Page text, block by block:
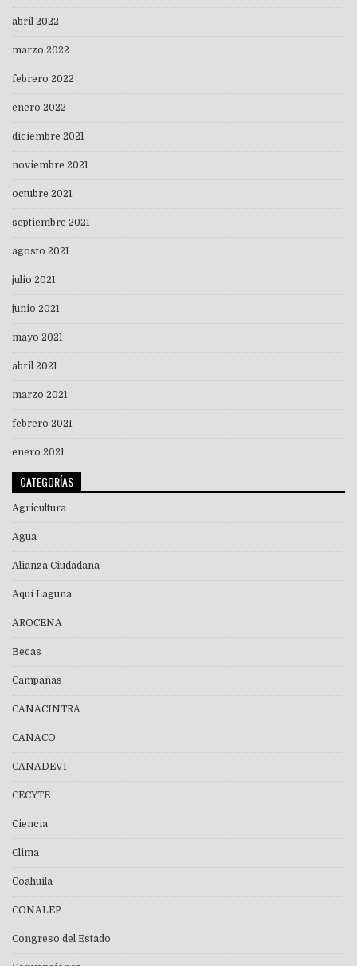
abril 2022
marzo 2022
febrero 2022
enero 2022
diciembre 2021
noviembre 2021
octubre 2021
septiembre 2021
agosto 2021
julio 2021
junio 2021
mayo 2021
abril 2021
marzo 2021
febrero 2021
enero 2021
CATEGORÍAS
Agricultura
Agua
Alianza Ciudadana
Aquí Laguna
AROCENA
Becas
Campañas
CANACINTRA
CANACO
CANADEVI
CECYTE
Ciencia
Clima
Coahuila
CONALEP
Congreso del Estado